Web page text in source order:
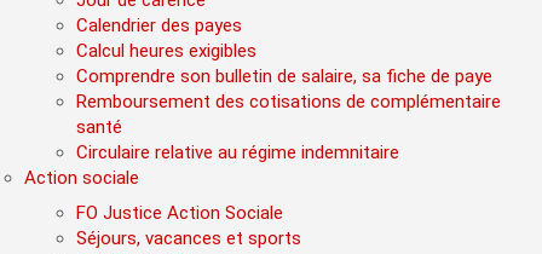
Calendrier des payes
Calcul heures exigibles
Comprendre son bulletin de salaire, sa fiche de paye
Remboursement des cotisations de complémentaire
santé
Circulaire relative au régime indemnitaire
Action sociale
FO Justice Action Sociale
Séjours, vacances et sports